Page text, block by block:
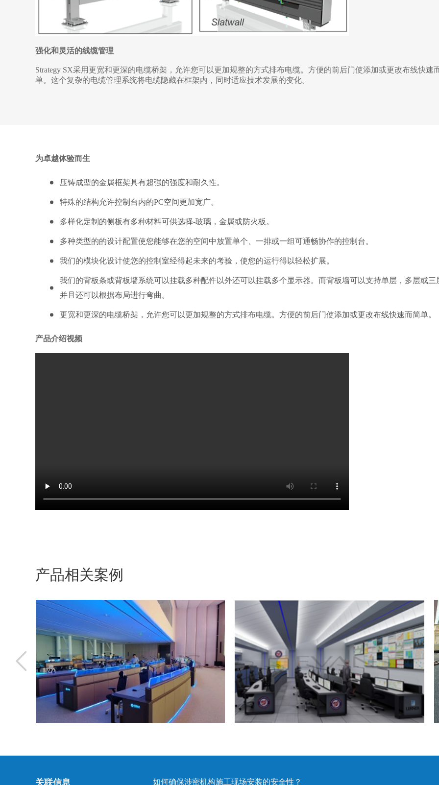
强化和灵活的线缆管理
Strategy SX采用更宽和更深的电缆桥架，允许您可以更加规整的方式排布电缆。方便的前后门使添加或更改布线快速
单。这个复杂的电缆管理系统将电缆隐藏在框架内，同时适应技术发展的变化。
为卓越体验而生
压铸成型的金属框架具有超强的强度和耐久性。
特殊的结构允许控制台内的PC空间更加宽广。
多样化定制的侧板有多种材料可供选择-玻璃，金属或防火板。
多种类型的的设计配置使您能够在您的空间中放置单个、一排或一组可通畅协作的控制台。
我们的模块化设计使您的控制室经得起未来的考验，使您的运行得以轻松扩展。
我们的背板条或背板墙系统可以挂载多种配件以外还可以挂载多个显示器。而背板墙可以支持单层，多层或三
并且还可以根据布局进行弯曲。
更宽和更深的电缆桥架，允许您可以更加规整的方式排布电缆。方便的前后门使添加或更改布线快速而简单。
产品介绍视频
产品相关案例
关联信息 如何确保涉密机构施工现场安装的安全性？